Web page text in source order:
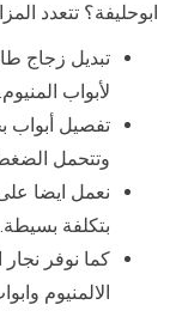
ابوحليفة؟ تتعدد
تبديل زجاج
لأبواب المنيوم.
تفصيل أبواب
وتتحمل
نعمل ايضا على
بتكلفة بسيطة.
كما نوفر نجار
الالمنيوم